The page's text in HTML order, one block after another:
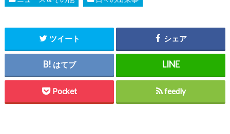
ツイート シェア
はてブ
Pocket feedly